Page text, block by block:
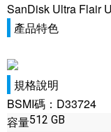
SanDisk Ultra Flair
產品特色
規格說明
BSMI碼：D33724
容量512 GB